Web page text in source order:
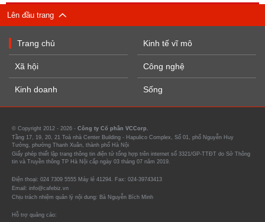
Lên đầu trang
Trang chủ
Xã hội
Kinh doanh
Kinh tế vĩ mô
Công nghệ
Sống
© Copyright 2012 - 2026 - Công ty Cổ phần VCCorp.
Tầng 17, 19, 20, 21 Toà nhà Center Building - Hapulico Complex, Số 01, phố Nguyễn Huy
Tưởng, phường Thanh Xuân, thành phố Hà Nội
Giấy phép thiết lập trang thông tin điện tử tổng hợp trên internet số 3321/GP-TTĐT do Sở Thông
tin và Truyền thông TP Hà Nội cấp ngày 03 tháng 07 năm 2019.
Điện thoại: 024 7309 5555 Máy lẻ 41294. Fax: 024-39743413
Email: info@cafebiz.vn
Chịu trách nhiệm quản lý nội dung: Bà Nguyễn Bích Minh
Hỗ trợ quảng cáo: